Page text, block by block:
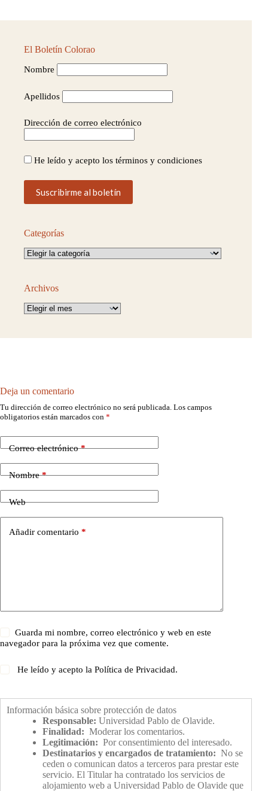
El Boletín Colorao
Nombre
Apellidos
Dirección de correo electrónico
He leído y acepto los términos y condiciones
Categorías
Categorías
Archivos
Archivos
Deja un comentario
Tu dirección de correo electrónico no será publicada. Los campos
obligatorios están marcados con *
Correo electrónico*
Nombre*
Web
Añadir comentario *
Guarda mi nombre, correo electrónico y web en este
navegador para la próxima vez que comente.
He leído y acepto laPolítica de Privacidad.
Información básica sobre protección de datos
Responsable: Universidad Pablo de Olavide.
Finalidad: Moderar los comentarios.
Legitimación: Por consentimiento del interesado.
Destinatarios y encargados de tratamiento: No se
ceden o comunican datos a terceros para prestar este
servicio. El Titular ha contratado los servicios de
alojamiento web a Universidad Pablo de Olavide que